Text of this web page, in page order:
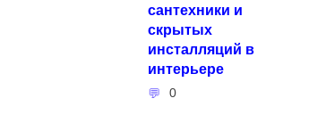
сантехники и
скрытых
инсталляций в
интерьере
0